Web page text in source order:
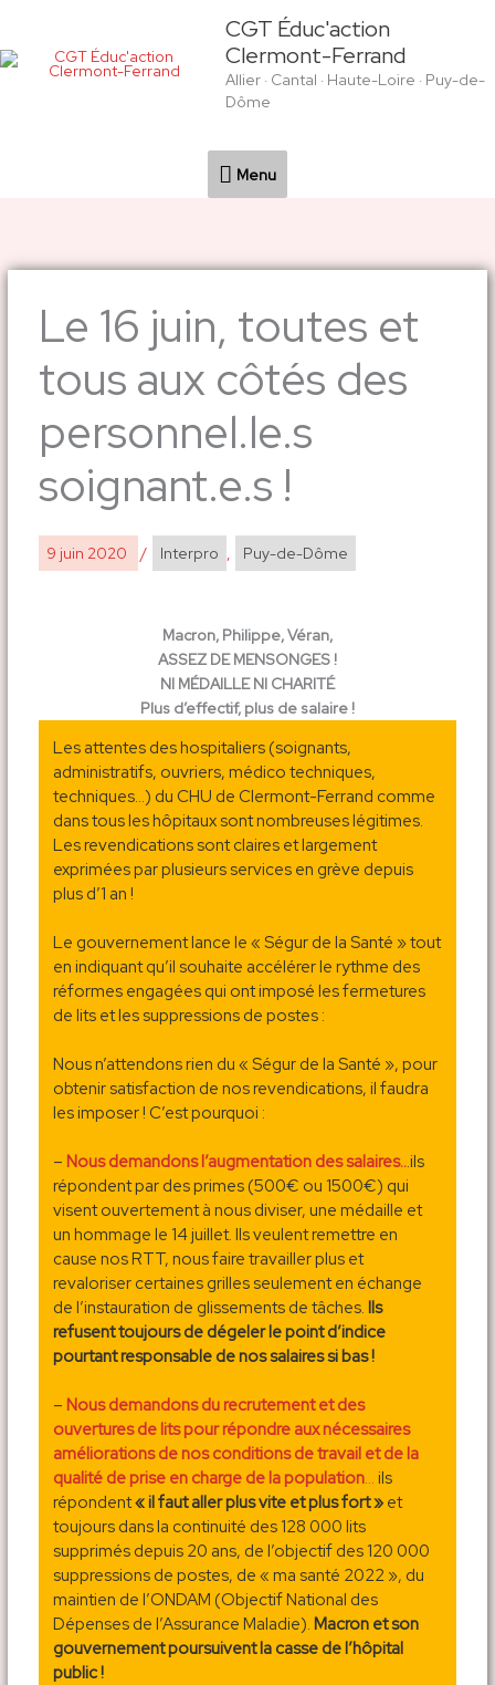
contenu
CGT Éduc'action
Clermont-Ferrand
Allier · Cantal · Haute-Loire · Puy-de-
Dôme
Menu
Menu
Le 16 juin, toutes et
tous aux côtés des
personnel.le.s
soignant.e.s !
9 juin 2020 / Interpro , Puy-de-Dôme
Macron, Philippe, Véran,
ASSEZ DE MENSONGES !
NI MÉDAILLE NI CHARITÉ
Plus d’effectif, plus de salaire !
Les attentes des hospitaliers (soignants,
administratifs, ouvriers, médico techniques,
techniques…) du CHU de Clermont-Ferrand comme
dans tous les hôpitaux sont nombreuses légitimes.
Les revendications sont claires et largement
exprimées par plusieurs services en grève depuis
plus d’1 an !
Le gouvernement lance le « Ségur de la Santé » tout
en indiquant qu’il souhaite accélérer le rythme des
réformes engagées qui ont imposé les fermetures
de lits et les suppressions de postes :
Nous n’attendons rien du « Ségur de la Santé », pour
obtenir satisfaction de nos revendications, il faudra
les imposer ! C’est pourquoi :
– Nous demandons l’augmentation des salaires...ils
répondent par des primes (500€ ou 1500€) qui
visent ouvertement à nous diviser, une médaille et
un hommage le 14 juillet. Ils veulent remettre en
cause nos RTT, nous faire travailler plus et
revaloriser certaines grilles seulement en échange
de l’instauration de glissements de tâches.Ils
refusent toujours de dégeler le point d’indice
pourtant responsable de nos salaires si bas !
– Nous demandons du recrutement et des
ouvertures de lits pour répondre aux nécessaires
améliorations de nos conditions de travail et de la
qualité de prise en charge de la population… ils
répondent« il faut aller plus vite et plus fort » et
toujours dans la continuité des 128 000 lits
supprimés depuis 20 ans, de l’objectif des 120 000
suppressions de postes, de « ma santé 2022 », du
maintien de l’ONDAM (Objectif National des
Dépenses de l’Assurance Maladie). Macron et son
gouvernement poursuivent la casse de l’hôpital
public !